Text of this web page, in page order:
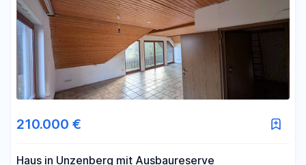
210.000 €
Haus in Unzenberg mit Ausbaureserve